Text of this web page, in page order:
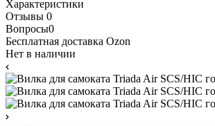
Характеристики
Отзывы 0
Вопросы0
Бесплатная доставка Ozon
Нет в наличии